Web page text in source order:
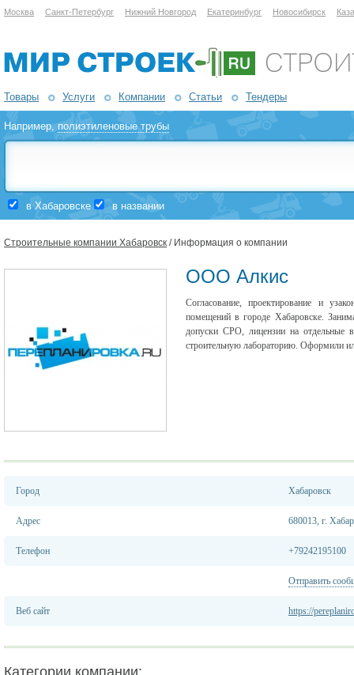
Москва Санкт-Петербург Нижний Новгород Екатеринбург Новосибирск
Товары Услуги Компании Статьи Тендеры
Например,полиэтиленовые трубы
в Хабаровске в названии
Строительные компании Хабаровск / Информация о компании
ООО Алкис
Согласование, проектирование и
помещений в городе Хабаровске.
допуски СРО, лицензии на отдельные
строительную лабораторию. Оформили
Город Хабаровск
Адрес 680013, г.
Телефон +79242195100
Отправить
Веб сайт https://
Категории компании: